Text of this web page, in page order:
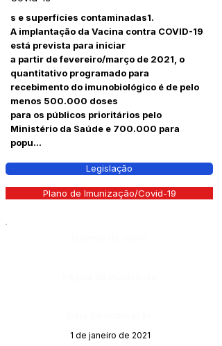
s e superfícies contaminadas1.
A implantação da Vacina contra COVID-19
está prevista para iniciar
a partir de fevereiro/março de 2021, o
quantitativo programado para
recebimento do imunobiológico é de pelo
menos 500.000 doses
para os públicos prioritários pelo
Ministério da Saúde e 700.000 para
popu...
Legislação
Plano de Imunização/Covid-19
1 de janeiro de 2021